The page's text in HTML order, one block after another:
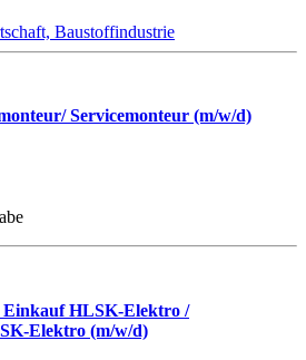
Baustoffindustrie
Servicemonteur (m/w/d)
Einkauf HLSK-Elektro /
Elektro (m/w/d)